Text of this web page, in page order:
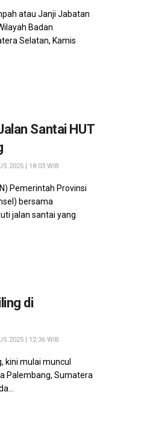
atau Janji Jabatan
Badan
Selatan, Kamis
Santai HUT
2025 | 18:03 WIB
Pemerintah Provinsi
bersama
jalan santai yang
di
2025 | 12:36 WIB
kini mulai muncul
Palembang, Sumatera